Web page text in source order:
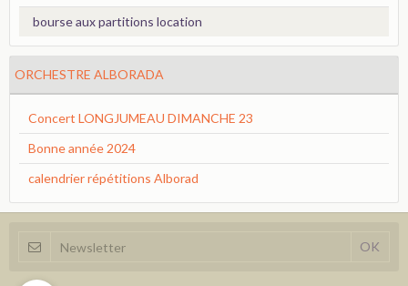
bourse aux partitions location
ORCHESTRE ALBORADA
Concert LONGJUMEAU DIMANCHE 23
Bonne année 2024
calendrier répétitions Alborad